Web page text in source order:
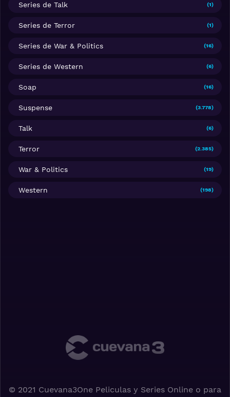
Series de Talk (1)
Series de Terror (1)
Series de War & Politics (16)
Series de Western (6)
Soap (16)
Suspense (3.778)
Talk (6)
Terror (2.385)
War & Politics (19)
Western (198)
© 2021 Cuevana3One Peliculas y Series Online o para